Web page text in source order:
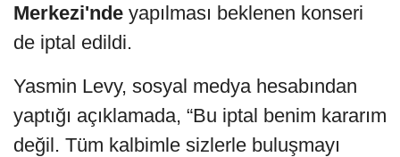
Merkezi'nde yapılması beklenen konseri
de iptal edildi.
Yasmin Levy, sosyal medya hesabından
yaptığı açıklamada, “Bu iptal benim kararım
değil. Tüm kalbimle sizlerle buluşmayı